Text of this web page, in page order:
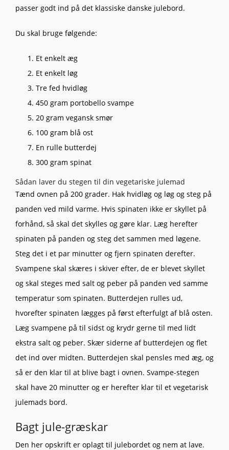
passer godt ind på det klassiske danske julebord.
Du skal bruge følgende:
Et enkelt æg
Et enkelt løg
Tre fed hvidløg
450 gram portobello svampe
20 gram vegansk smør
100 gram blå ost
En rulle butterdej
300 gram spinat
Sådan laver du stegen til din vegetariske julemad
Tænd ovnen på 200 grader. Hak hvidløg og løg og steg på
panden ved mild varme. Hvis spinaten ikke er skyllet på
forhånd, så skal det skylles og gøre klar. Læg herefter
spinaten på panden og steg det sammen med løgene.
Steg det i et par minutter og fjern spinaten derefter.
Svampene skal skæres i skiver efter, de er blevet skyllet
og skal steges med salt og peber på panden ved samme
temperatur som spinaten. Butterdejen rulles ud,
hvorefter spinaten lægges på først efterfulgt af blå osten.
Læg svampene på til sidst og krydr gerne til med lidt
ekstra salt og peber. Skær siderne af butterdejen og flet
det ind over midten. Butterdejen skal pensles med æg, og
så er den klar til at blive bagt i ovnen. Svampe-stegen
skal have 20 minutter og er herefter klar til et vegetarisk
julemads bord.
Bagt jule-græskar
Den her opskrift er oplagt til julebordet og nem at lave.